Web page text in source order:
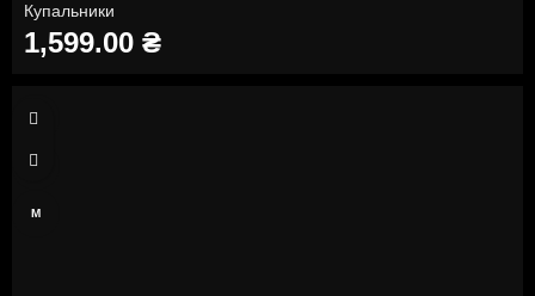
Купальники
1,599.00 ₴
XS
S
M